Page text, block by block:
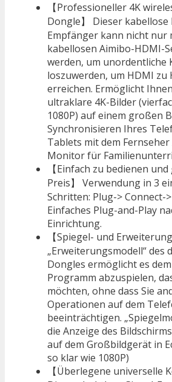
【Professioneller 4K
Dongle】 Dieser kabellose
Empfänger kann nicht nur
kabellosen Aimibo-HDMI-
werden, um unordentliche
loszuwerden, um HDMI zu
erreichen. Ermöglicht
ultraklare 4K-Bilder
1080P) auf einem großen
Synchronisieren Ihres
Tablets mit dem
Monitor für
【Einfach zu bedienen
Preis】 Verwendung in 3
Schritten: Plug-> Connect-
Einfaches Plug-and-Play
Einrichtung.
【Spiegel- und
„Erweiterungsmodell“ des
Dongles ermöglicht es
Programm abzuspielen,
möchten, ohne dass Sie
Operationen auf dem
beeinträchtigen.
die Anzeige des
auf dem Großbildgerät in
so klar wie 1080P)
【Überlegene universelle